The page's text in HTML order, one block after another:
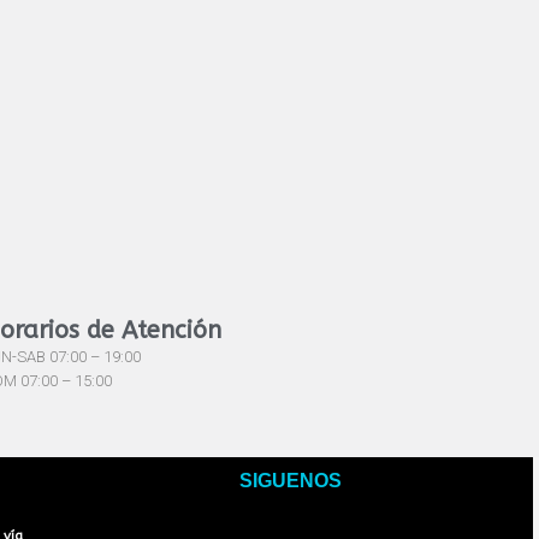
de Atención
SAB 07:00 – 19:00
07:00 – 15:00
vía
SIGUENOS